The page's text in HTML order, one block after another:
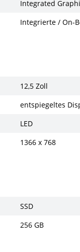
Integrated
Integrierte / On-
12,5 Zoll
entspiegeltes
LED
1366 x 768
SSD
256 GB